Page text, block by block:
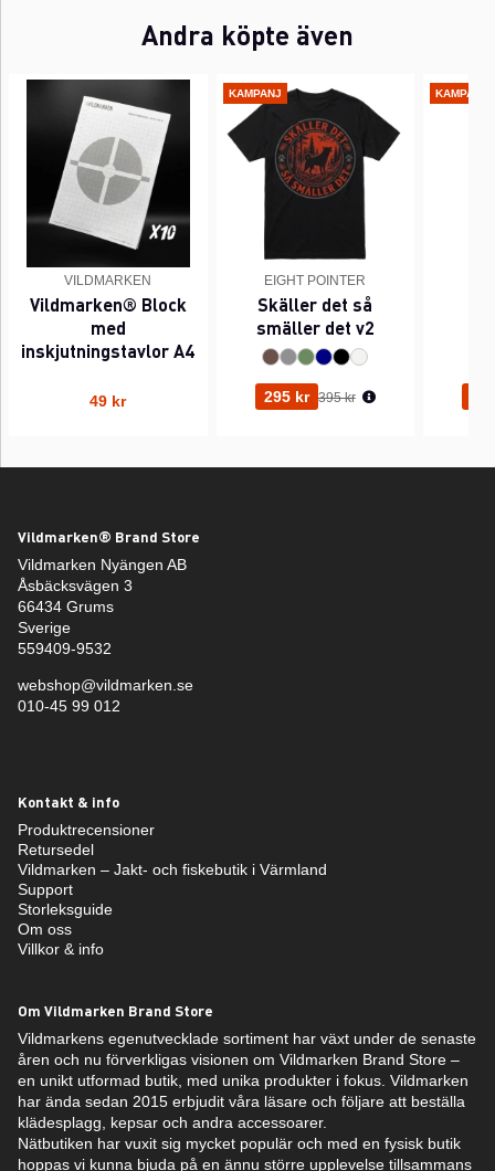
Andra köpte även
VILDMARKEN
Vildmarken® Block
med
inskjutningstavlor A4
49 kr
KAMPANJ
EIGHT POINTER
Skäller det så
smäller det v2
295 kr Ordinarie pris:
395 kr
KAMPANJ
Vildmarken® Brand Store
Vildmarken Nyängen AB
Åsbäcksvägen 3
66434 Grums
Sverige
559409-9532
webshop@vildmarken.se
010-45 99 012
Kontakt & info
Produktrecensioner
Retursedel
Vildmarken – Jakt- och fiskebutik i Värmland
Support
Storleksguide
Om oss
Villkor & info
Om Vildmarken Brand Store
Vildmarkens egenutvecklade sortiment har växt under de senaste
åren och nu förverkligas visionen om Vildmarken Brand Store –
en unikt utformad butik, med unika produkter i fokus. Vildmarken
har ända sedan 2015 erbjudit våra läsare och följare att beställa
klädesplagg, kepsar och andra accessoarer.
Nätbutiken har vuxit sig mycket populär och med en fysisk butik
hoppas vi kunna bjuda på en ännu större upplevelse tillsammans